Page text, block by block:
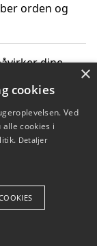
orden og
dine
×
cookies
Ved
cookies i
Detaljer